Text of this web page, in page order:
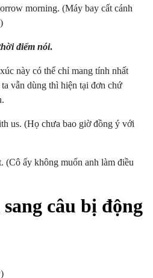
morning. (Máy bay cất cánh
điểm nói.
này có thể chỉ mang tính nhất
vẫn dùng thì hiện tại đơn chứ
us.(Họ chưa bao giờ đồng ý với
(Cô ấy không muốn anh làm điều
câu bị động